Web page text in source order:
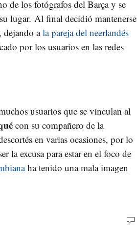
de los fotógrafos del Barça y se
lugar. Al final decidió mantenerse
, dejando ala pareja del neerlandés
por los usuarios en las redes
usuarios que se vinculan al
con su compañero de la
en varias ocasiones, por lo
la excusa para estar en el foco de
ha tenido una mala imagen